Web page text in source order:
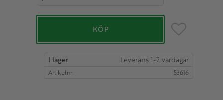
KÖP Lägg till i
I lager
Artikelnr 53616